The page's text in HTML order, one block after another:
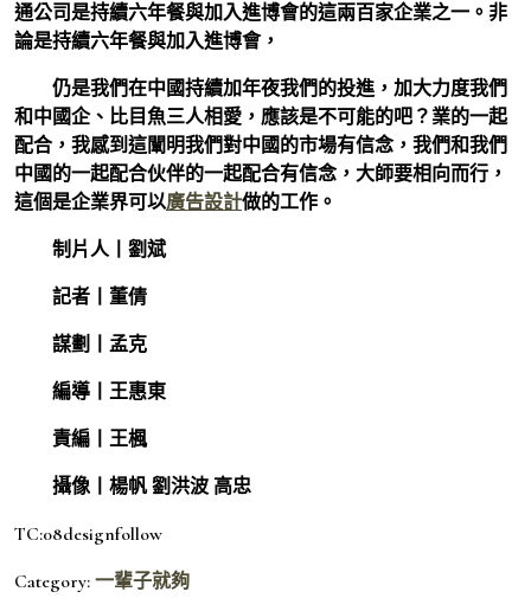
通公司是持續六年餐與加入進博會的這兩百家企業之一。非
論是持續六年餐與加入進博會，
仍是我們在中國持續加年夜我們的投進，加大力度我們
和中國企、比目魚三人相愛，應該是不可能的吧？業的一起
配合，我感到這闡明我們對中國的市場有信念，我們和我們
中國的一起配合伙伴的一起配合有信念，大師要相向而行，
這個是企業界可以廣告設計做的工作。
制片人丨劉斌
記者丨董倩
謀劃丨孟克
編導丨王惠東
責編丨王楓
攝像丨楊帆 劉洪波 高忠
TC:08designfollow
Category: 一輩子就夠